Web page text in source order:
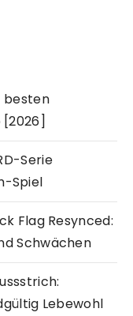
besten
Serie
Spiel
Flag Resynced:
Schwächen
Lebewohl